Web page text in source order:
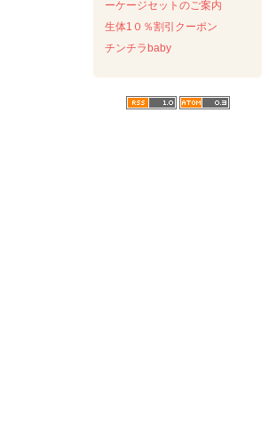
ーケージセットのご案内
生体1０％割引クーポン
チンチラbaby